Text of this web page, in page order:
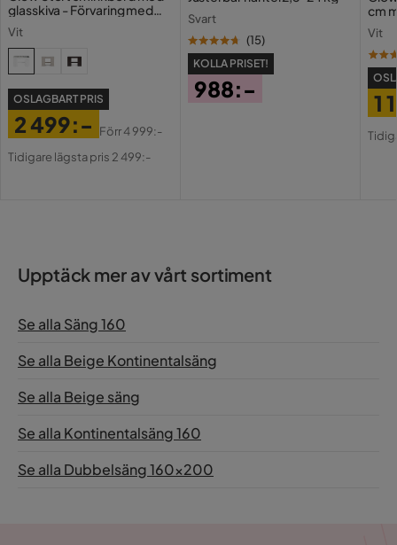
glasskiva - Förvaring med
Vit
OSLAGBART PRIS
Pris
2 499:-
Original
Förr4 999:-
Tidigare lägsta pris 2 499:-
Svart
(15)
KOLLA PRISET!
988:-
cm
Vit
1
Upptäck mer av vårt sortiment
Se alla Säng 160
Se alla Beige Kontinentalsäng
Se alla Beige säng
Se alla Kontinentalsäng 160
Se alla Dubbelsäng 160x200